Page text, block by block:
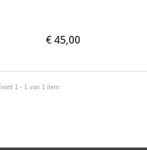
€ 45,00
1 - 1 van 1 item